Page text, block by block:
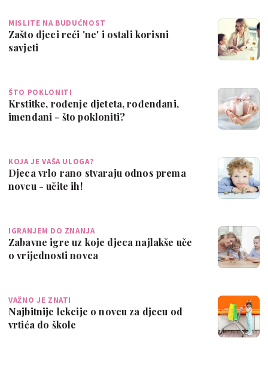
MISLITE NA BUDUĆNOST
Zašto djeci reći 'ne' i ostali korisni
savjeti
ŠTO POKLONITI
Krstitke, rođenje djeteta, rođendani,
imendani - što pokloniti?
KOJA JE VAŠA ULOGA?
Djeca vrlo rano stvaraju odnos prema
novcu - učite ih!
IGRANJEM DO ZNANJA
Zabavne igre uz koje djeca najlakše uče
o vrijednosti novca
VAŽNO JE ZNATI
Najbitnije lekcije o novcu za djecu od
vrtića do škole